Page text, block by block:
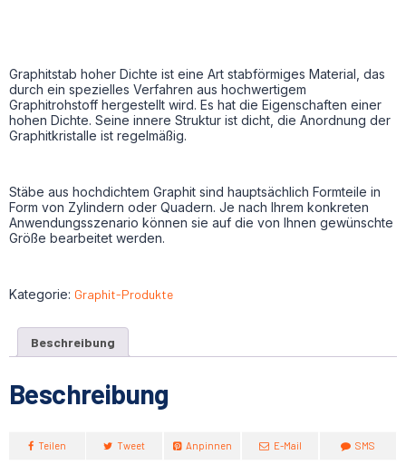
Graphitstab hoher Dichte ist eine Art stabförmiges Material, das
durch ein spezielles Verfahren aus hochwertigem
Graphitrohstoff hergestellt wird. Es hat die Eigenschaften einer
hohen Dichte. Seine innere Struktur ist dicht, die Anordnung der
Graphitkristalle ist regelmäßig.
Stäbe aus hochdichtem Graphit sind hauptsächlich Formteile in
Form von Zylindern oder Quadern. Je nach Ihrem konkreten
Anwendungsszenario können sie auf die von Ihnen gewünschte
Größe bearbeitet werden.
Kategorie: Graphit-Produkte
Beschreibung
Beschreibung
Teilen Tweet Anpinnen E-Mail SMS